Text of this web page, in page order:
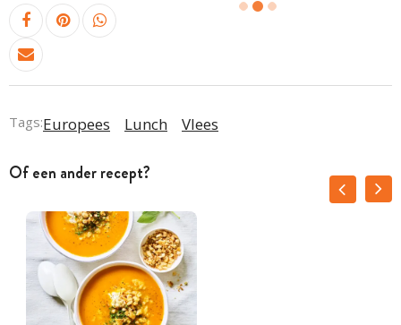
Tags:Europees Lunch Vlees
Of een ander recept?